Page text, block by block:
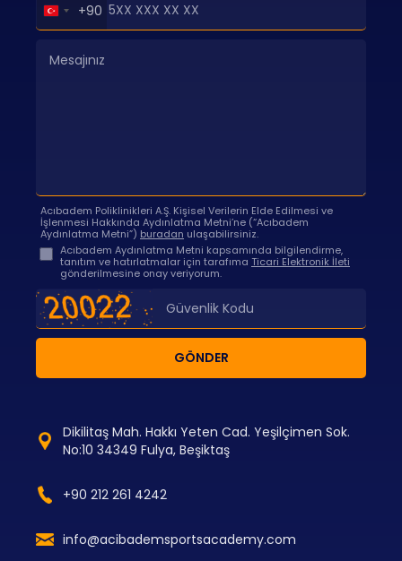
Turkey
+90
+90
Acıbadem Poliklinikleri A.Ş. Kişisel Verilerin Elde Edilmesi ve
İşlenmesi Hakkında Aydınlatma Metni’ne (“Acıbadem
Aydınlatma Metni”) buradan ulaşabilirsiniz.
Acıbadem Aydınlatma Metni kapsamında bilgilendirme,
tanıtım ve hatırlatmalar için tarafıma Ticari Elektronik İleti
gönderilmesine onay veriyorum.
GÖNDER
Dikilitaş Mah. Hakkı Yeten Cad. Yeşilçimen Sok.
No:10 34349 Fulya, Beşiktaş
+90 212 261 4242
info@acibademsportsacademy.com